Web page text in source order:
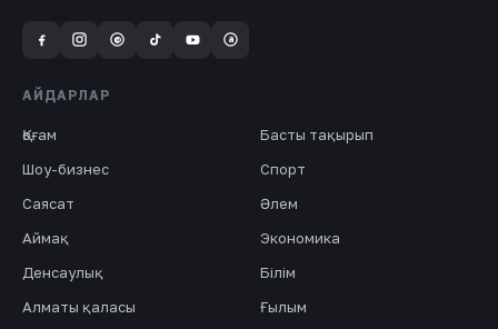
@ a
АЙДАРЛАР
Қоғам
Басты тақырып
Шоу-бизнес
Спорт
Саясат
Әлем
Аймақ
Экономика
Денсаулық
Білім
Алматы қаласы
Ғылым